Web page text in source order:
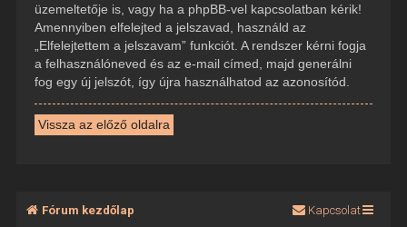
üzemeltetője is, vagy ha a phpBB-vel kapcsolatban kérik!
Amennyiben elfelejted a jelszavad, használd az
„Elfelejtettem a jelszavam” funkciót. A rendszer kérni fogja
a felhasználóneved és az e-mail címed, majd generálni
fog egy új jelszót, így újra használhatod az azonosítód.
Vissza az előző oldalra
Fórum kezdőlap Kapcsolat